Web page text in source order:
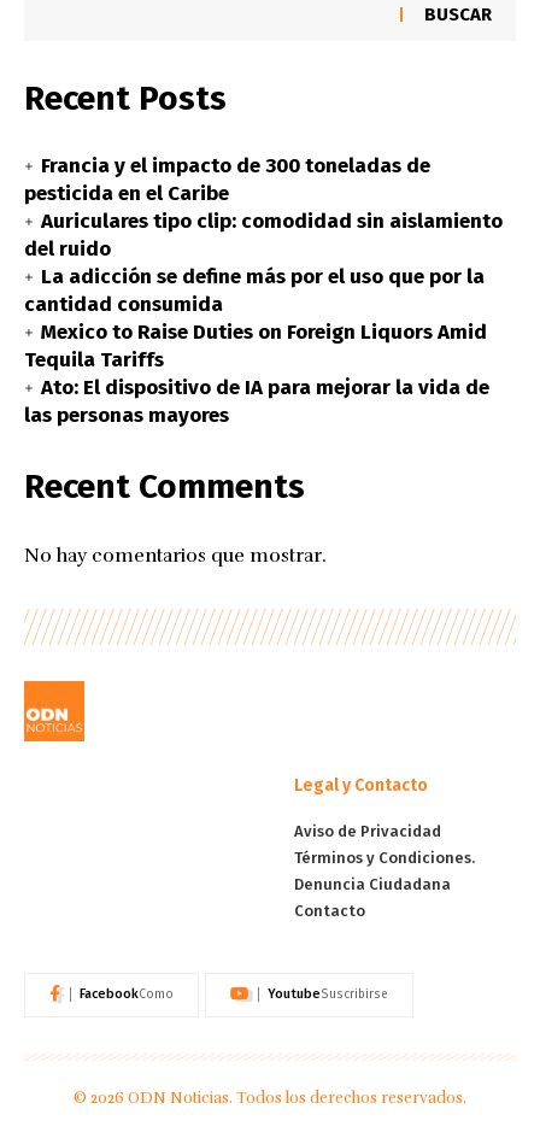
BUSCAR
Recent Posts
Francia y el impacto de 300 toneladas de
pesticida en el Caribe
Auriculares tipo clip: comodidad sin aislamiento
del ruido
La adicción se define más por el uso que por la
cantidad consumida
Mexico to Raise Duties on Foreign Liquors Amid
Tequila Tariffs
Ato: El dispositivo de IA para mejorar la vida de
las personas mayores
Recent Comments
No hay comentarios que mostrar.
Legal y Contacto
Aviso de Privacidad
Términos y Condiciones.
Denuncia Ciudadana
Contacto
FacebookComo YoutubeSuscribirse
© 2026 ODN Noticias. Todos los derechos reservados.